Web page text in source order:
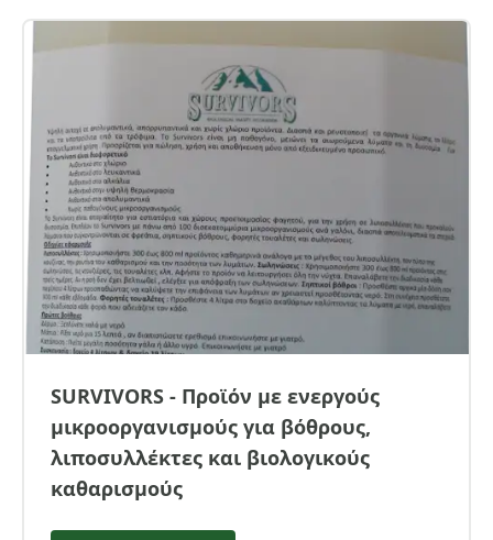
SURVIVORS - Προϊόν με ενεργούς
μικροοργανισμούς για βόθρους,
λιποσυλλέκτες και βιολογικούς
καθαρισμούς